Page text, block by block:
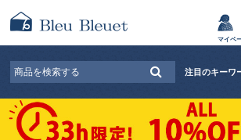
マイペ
注目のキーワ